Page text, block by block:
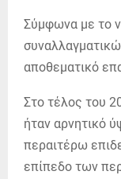
Σύμφωνα με το
αποθεματικό
Στο τέλος του
ήταν αρνητικό
περαιτέρω
επίπεδο των